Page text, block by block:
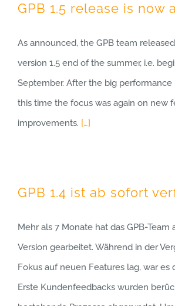
GPB 1.5 release is now
As announced, the GPB team
version 1.5 end of the summer, i.e.
September. After the big performance
this time the focus was again on new
improvements. […]
GPB 1.4 ist ab sofort
Mehr als 7 Monate hat das GPB-Team
Version gearbeitet. Während in der
Fokus auf neuen Features lag, war es
Erste Kundenfeedbacks wurden